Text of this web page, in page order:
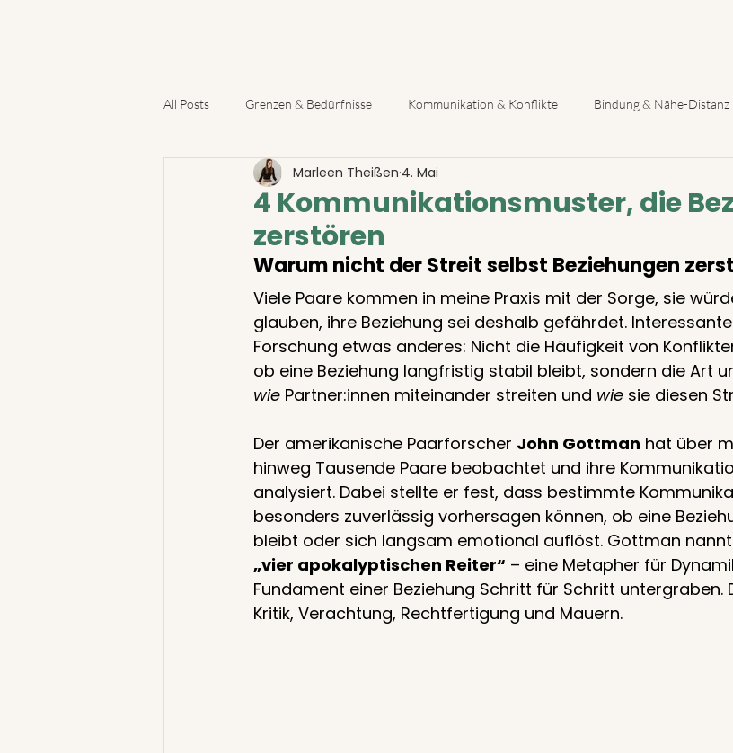
All Posts Grenzen & Bedürfnisse Kommunikation & Konflikte Bindung & Nähe-Distanz
Krisen & schwierige Phasen Gesunde Beziehung & Entwicklung
4 Kommunikationsmuster, die
zerstören
Marleen Theißen 4. Mai
Warum nicht der Streit selbst Beziehungen
Viele Paare kommen in meine Praxis mit der Sorge, sie
glauben, ihre Beziehung sei deshalb gefährdet.
Forschung etwas anderes: Nicht die Häufigkeit von
ob eine Beziehung langfristig stabil bleibt, sondern die Art
wie Partner:innen miteinander streiten und wie sie diesen
Der amerikanische Paarforscher John Gottman hat über
hinweg Tausende Paare beobachtet und ihre
analysiert. Dabei stellte er fest, dass bestimmte
besonders zuverlässig vorhersagen können, ob eine
bleibt oder sich langsam emotional auflöst. Gottman
„vier apokalyptischen Reiter“ – eine Metapher für
Fundament einer Beziehung Schritt für Schritt untergraben.
Kritik, Verachtung, Rechtfertigung und Mauern.